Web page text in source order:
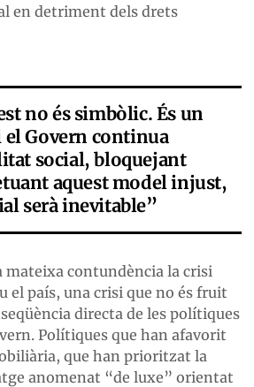
en detriment dels drets
no és simbòlic. És un
Govern continua
social, bloquejant
aquest model injust,
serà inevitable”
mateixa contundència la crisi
el país, una crisi que no és fruit
directa de les polítiques
Polítiques que han afavorit
que han prioritzat la
anomenat “de luxe” orientat